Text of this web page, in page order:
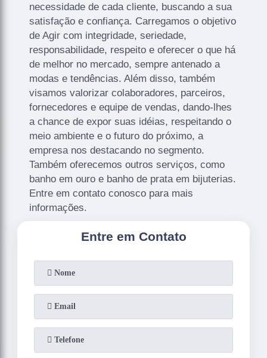
necessidade de cada cliente, buscando a sua
satisfação e confiança. Carregamos o objetivo
de Agir com integridade, seriedade,
responsabilidade, respeito e oferecer o que há
de melhor no mercado, sempre antenado a
modas e tendências. Além disso, também
visamos valorizar colaboradores, parceiros,
fornecedores e equipe de vendas, dando-lhes
a chance de expor suas idéias, respeitando o
meio ambiente e o futuro do próximo, a
empresa nos destacando no segmento.
Também oferecemos outros serviços, como
banho em ouro e banho de prata em bijuterias.
Entre em contato conosco para mais
informações.
Entre em Contato